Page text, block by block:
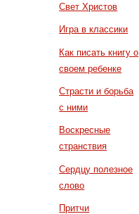
Свет Христов
Игра в классики
Как писать книгу о
своем ребенке
Страсти и борьба
с ними
Воскресные
странствия
Сердцу полезное
слово
Притчи